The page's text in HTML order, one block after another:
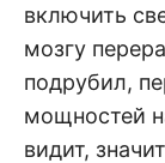
включить
мозгу
подрубил,
мощностей
видит,